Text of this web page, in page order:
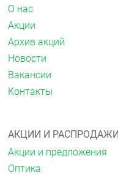
одновременном
действие
повышение частоты
недостаточности у
качестве
ацетилсалициловой
Другие НПВС, в
одновременного
препаратов из
увеличения риска
эффектов.
О нас
Акции
Архив акций
Новости
Вакансии
Контакты
АКЦИИ И РАСПРОДАЖИ
Акции и предложения
Оптика